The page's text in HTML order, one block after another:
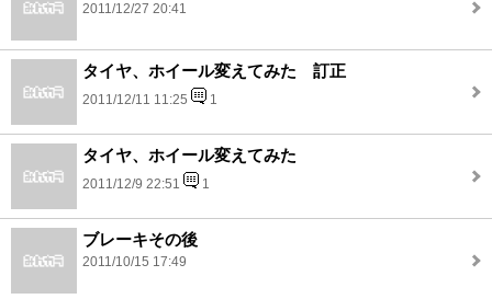
2011/12/27 20:41
タイヤ、ホイール変えてみた 訂正
2011/12/11 11:25 1
タイヤ、ホイール変えてみた
2011/12/9 22:51 1
ブレーキその後
2011/10/15 17:49